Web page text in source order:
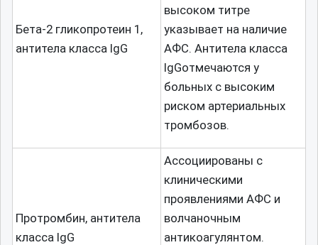
Бета-2 гликопротеин 1,
антитела класса IgG
высоком титре
указывает на наличие
АФС. Антитела класса
IgGотмечаются у
больных с высоким
риском артериальных
тромбозов.
Протромбин, антитела
класса IgG
Ассоциированы с
клиническими
проявлениями АФС и
волчаночным
антикоагулянтом.